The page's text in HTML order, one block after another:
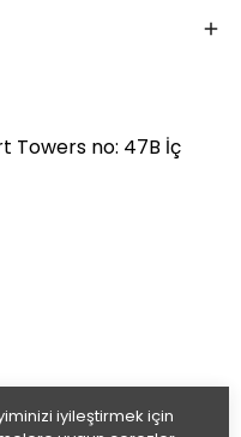
iyileştirmek için
Towers no: 47B İç